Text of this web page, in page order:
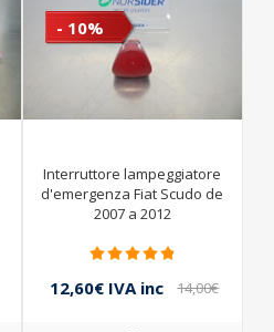
- 10%
Interruttore lampeggiatore
d'emergenza Fiat Scudo de
2007 a 2012
12,60€ IVA inc
14,00€